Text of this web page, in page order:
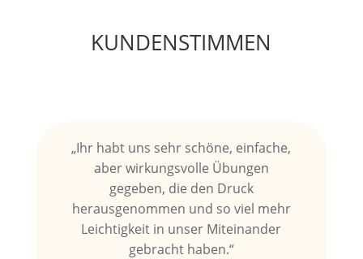
KUNDENSTIMMEN
„Ihr habt uns sehr schöne, einfache,
aber wirkungsvolle Übungen
gegeben, die den Druck
herausgenommen und so viel mehr
Leichtigkeit in unser Miteinander
gebracht haben.“